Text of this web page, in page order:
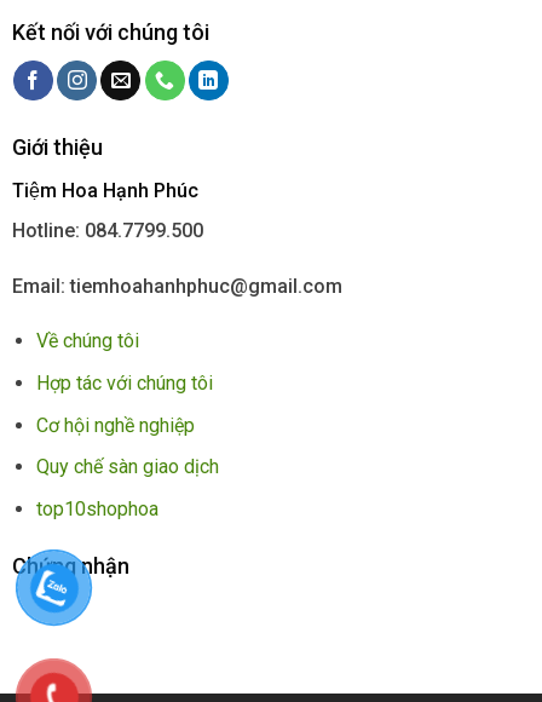
Kết nối với chúng tôi
Giới thiệu
Tiệm Hoa Hạnh Phúc
Hotline: 084.7799.500
Email: tiemhoahanhphuc@gmail.com
Về chúng tôi
Hợp tác với chúng tôi
Cơ hội nghề nghiệp
Quy chế sàn giao dịch
top10shophoa
Chứng nhận